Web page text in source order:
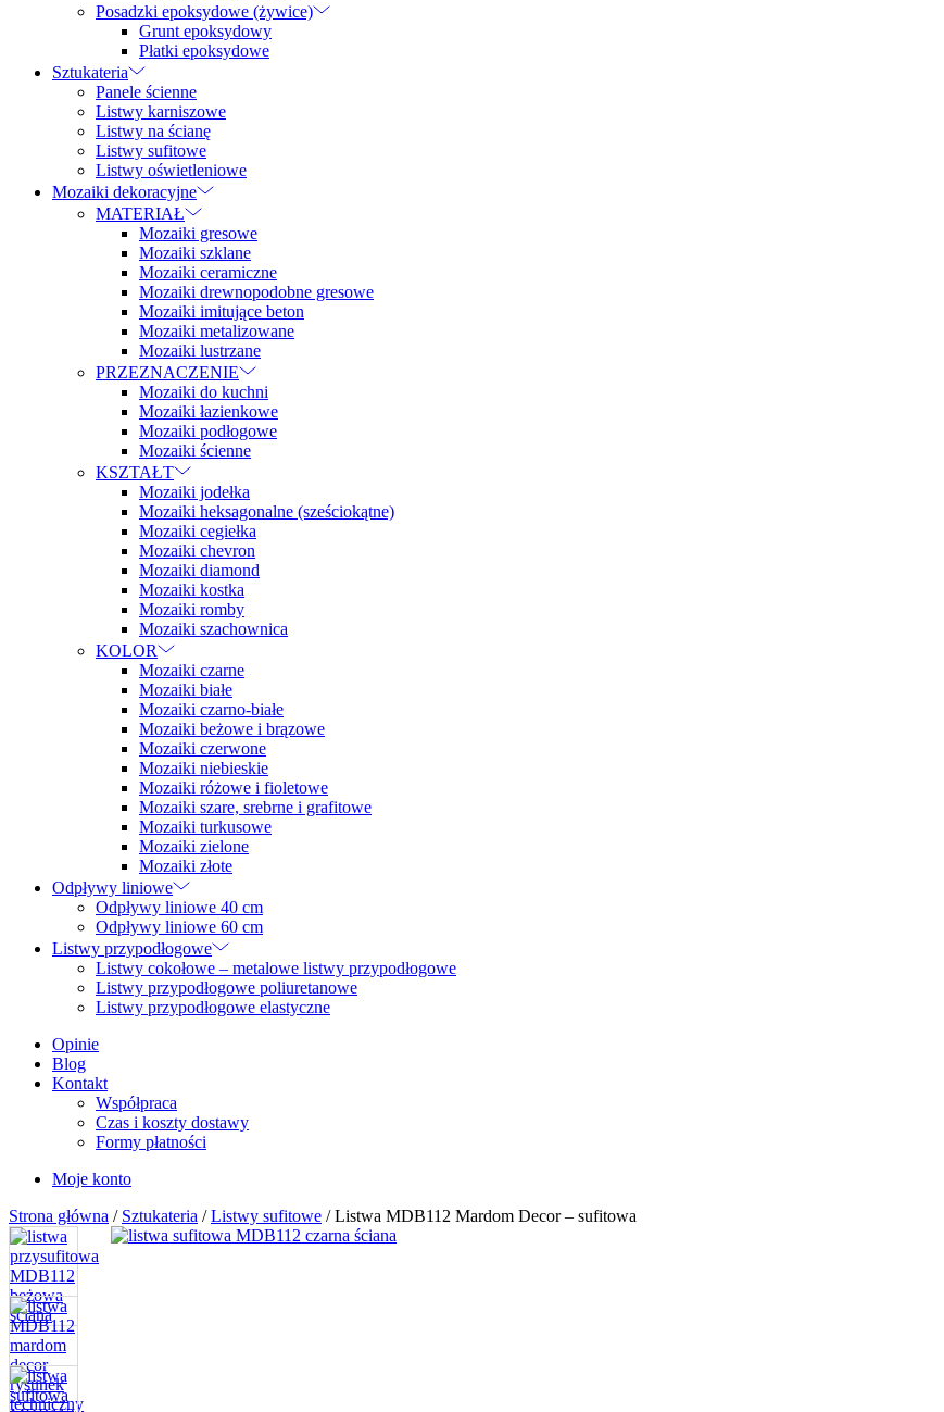
Posadzki epoksydowe (żywice)
Grunt epoksydowy
Płatki epoksydowe
Sztukateria
Panele ścienne
Listwy karniszowe
Listwy na ścianę
Listwy sufitowe
Listwy oświetleniowe
Mozaiki dekoracyjne
MATERIAŁ
Mozaiki gresowe
Mozaiki szklane
Mozaiki ceramiczne
Mozaiki drewnopodobne gresowe
Mozaiki imitujące beton
Mozaiki metalizowane
Mozaiki lustrzane
PRZEZNACZENIE
Mozaiki do kuchni
Mozaiki łazienkowe
Mozaiki podłogowe
Mozaiki ścienne
KSZTAŁT
Mozaiki jodełka
Mozaiki heksagonalne (sześciokątne)
Mozaiki cegiełka
Mozaiki chevron
Mozaiki diamond
Mozaiki kostka
Mozaiki romby
Mozaiki szachownica
KOLOR
Mozaiki czarne
Mozaiki białe
Mozaiki czarno-białe
Mozaiki beżowe i brązowe
Mozaiki czerwone
Mozaiki niebieskie
Mozaiki różowe i fioletowe
Mozaiki szare, srebrne i grafitowe
Mozaiki turkusowe
Mozaiki zielone
Mozaiki złote
Odpływy liniowe
Odpływy liniowe 40 cm
Odpływy liniowe 60 cm
Listwy przypodłogowe
Listwy cokołowe – metalowe listwy przypodłogowe
Listwy przypodłogowe poliuretanowe
Listwy przypodłogowe elastyczne
Opinie
Blog
Kontakt
Współpraca
Czas i koszty dostawy
Formy płatności
Moje konto
Strona główna / Sztukateria /Listwy sufitowe / Listwa MDB112 Mardom Decor – sufitowa